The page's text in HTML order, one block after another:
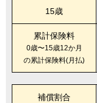
15歳
累計保険料
0歳〜15歳12か月
の累計保険料(月払)
補償割合